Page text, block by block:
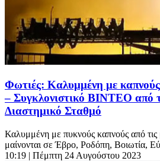
Φωτιές: Καλυμμένη με
– Συγκλονιστικό ΒΙΝΤΕΟ από
Διαστημικό Σταθμό
Καλυμμένη με πυκνούς καπνούς από τις
μαίνονται σε Έβρο, Ροδόπη, Βοιωτία,
10:19 | Πέμπτη 24 Αυγούστου 2023